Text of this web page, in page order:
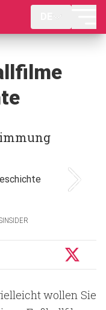
wollen Sie